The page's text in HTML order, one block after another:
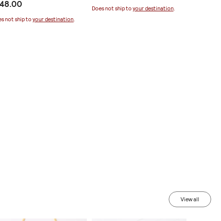
not ship toyour destination
Does not ship to your destination.
View all